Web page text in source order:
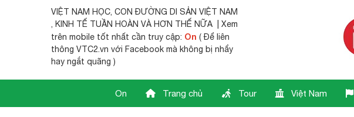
VIỆT NAM HỌC, CON ĐƯỜNG DI SẢN VIỆT NAM
, KINH TẾ TUẦN HOÀN VÀ HƠN THẾ NỮA | Xem
trên mobile tốt nhất cần truy cập: On ( Để liên
thông VTC2.vn với Facebook mà không bị nhẩy
hay ngắt quãng )
On Trang chủ Tour Việt Nam